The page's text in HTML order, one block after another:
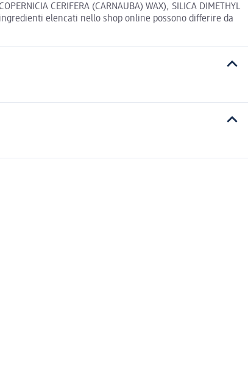
CERIFERA (CARNAUBA) WAX), SILICA DIMETHYL
ingredienti elencati nello shop online possono differire da